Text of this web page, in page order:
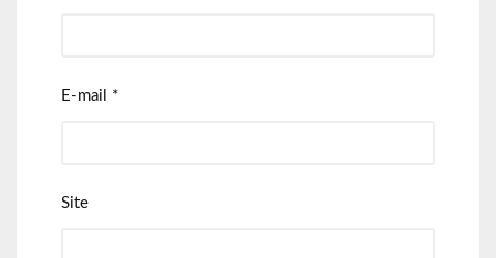
E-mail *
Site